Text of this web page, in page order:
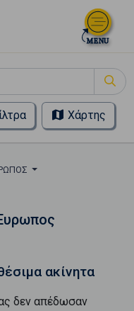
Χάρτης
ακίνητα
δεν απέδωσαν